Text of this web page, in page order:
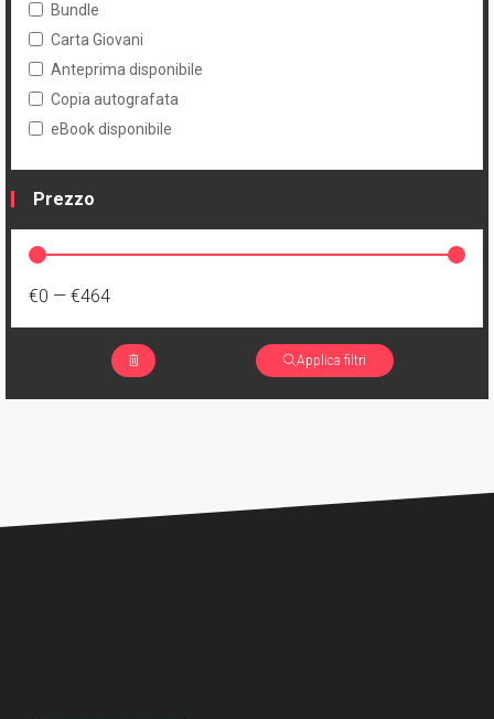
Bundle
Carta Giovani
Anteprima disponibile
Copia autografata
eBook disponibile
Prezzo
€0 — €464
Applica filtri